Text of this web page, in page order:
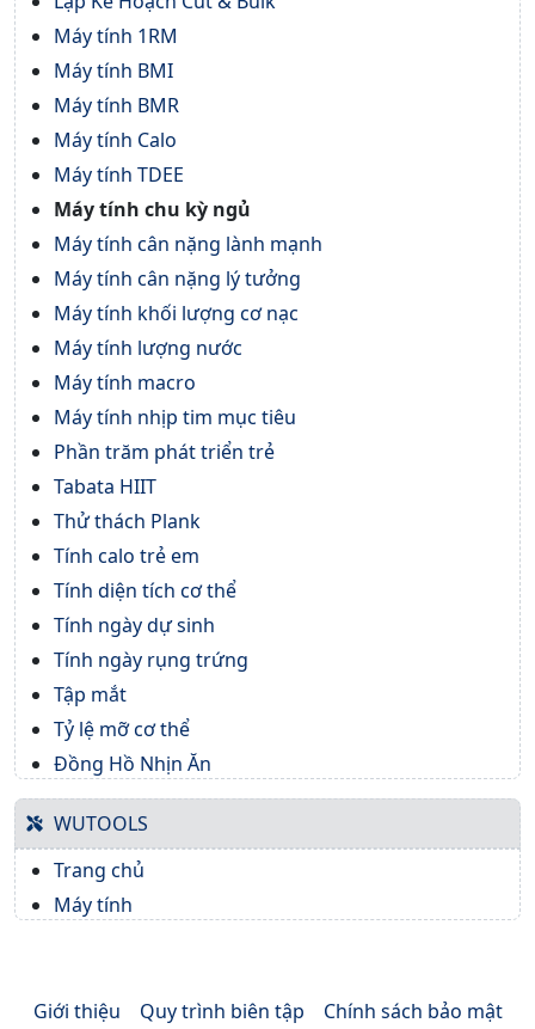
Máy tính 1RM
Máy tính BMI
Máy tính BMR
Máy tính Calo
Máy tính TDEE
Máy tính chu kỳ ngủ
Máy tính cân nặng lành mạnh
Máy tính cân nặng lý tưởng
Máy tính khối lượng cơ nạc
Máy tính lượng nước
Máy tính macro
Máy tính nhịp tim mục tiêu
Phần trăm phát triển trẻ
Tabata HIIT
Thử thách Plank
Tính calo trẻ em
Tính diện tích cơ thể
Tính ngày dự sinh
Tính ngày rụng trứng
Tập mắt
Tỷ lệ mỡ cơ thể
Đồng Hồ Nhịn Ăn
WUTOOLS
Trang chủ
Máy tính
Giới thiệu Quy trình biên tập Chính sách bảo mật